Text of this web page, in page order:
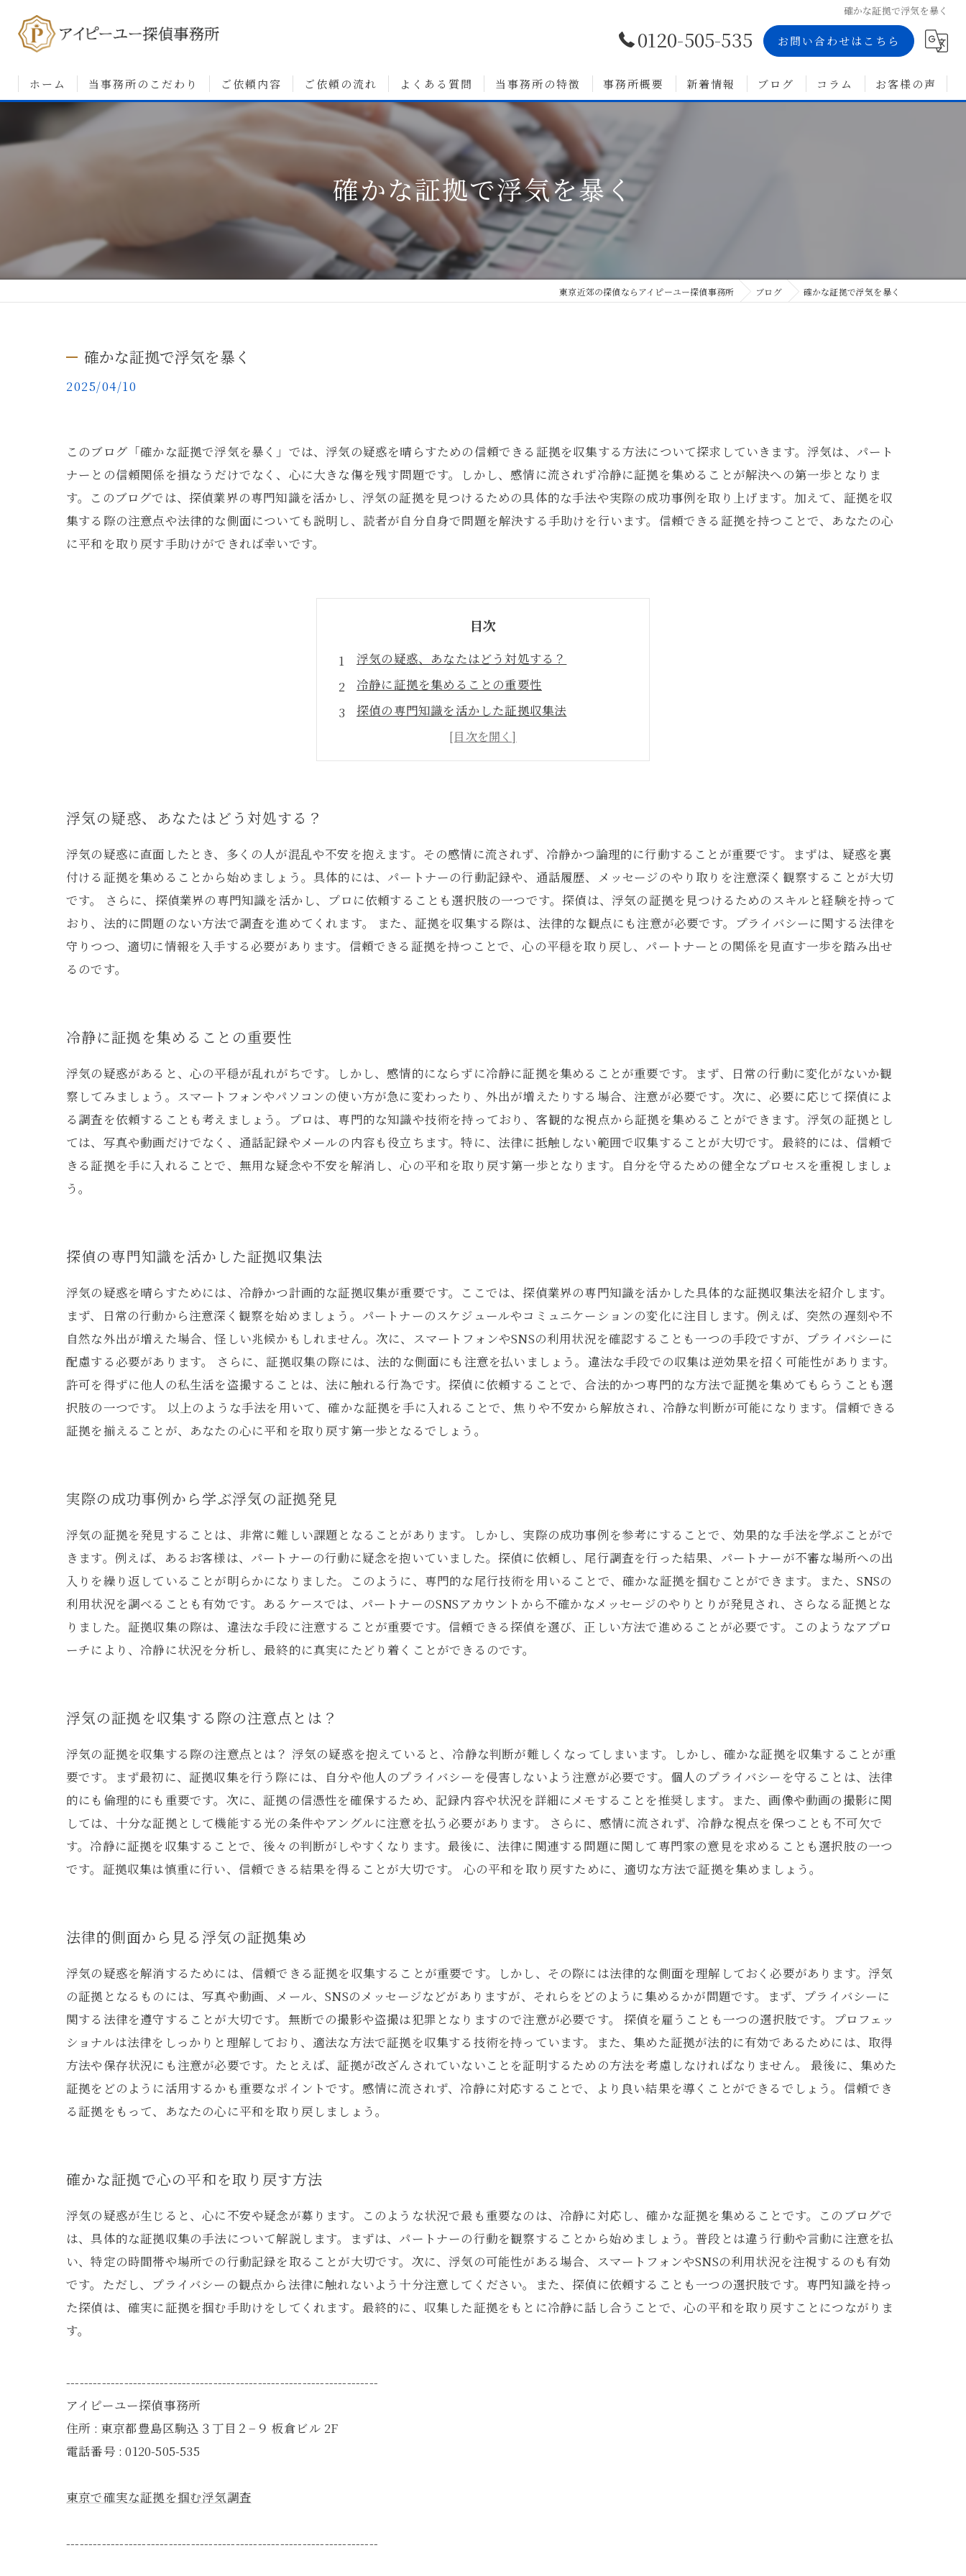
確かな証拠で浮気を暴く
0120-505-535 お問い合わせはこちら
ホーム 当事務所のこだわり ご依頼内容
浮気調査について
婚前調査について
素行・行動調査について
人探しについて
ご依頼の流れ よくある質問 当事務所の特徴
浮気調査
婚前調査
人探し
素行調査
無料相談
事務所概要 新着情報 ブログ コラム お客様の声
確かな証拠で浮気を暴く
東京近郊の探偵ならアイピーユー探偵事務所 ブログ 確かな証拠で浮気を暴く
確かな証拠で浮気を暴く
2025/04/10
このブログ「確かな証拠で浮気を暴く」では、浮気の疑惑を晴らすための信頼できる証拠を収集する方法について探求していきます。浮気は、パート
ナーとの信頼関係を損なうだけでなく、心に大きな傷を残す問題です。しかし、感情に流されず冷静に証拠を集めることが解決への第一歩となりま
す。このブログでは、探偵業界の専門知識を活かし、浮気の証拠を見つけるための具体的な手法や実際の成功事例を取り上げます。加えて、証拠を収
集する際の注意点や法律的な側面についても説明し、読者が自分自身で問題を解決する手助けを行います。信頼できる証拠を持つことで、あなたの心
に平和を取り戻す手助けができれば幸いです。
目次
浮気の疑惑、あなたはどう対処する？
冷静に証拠を集めることの重要性
探偵の専門知識を活かした証拠収集法
実際の成功事例から学ぶ浮気の証拠発見
浮気の証拠を収集する際の注意点とは？
浮気の疑惑、あなたはどう対処する？
浮気の疑惑に直面したとき、多くの人が混乱や不安を抱えます。その感情に流されず、冷静かつ論理的に行動することが重要です。まずは、疑惑を裏
付ける証拠を集めることから始めましょう。具体的には、パートナーの行動記録や、通話履歴、メッセージのやり取りを注意深く観察することが大切
です。 さらに、探偵業界の専門知識を活かし、プロに依頼することも選択肢の一つです。探偵は、浮気の証拠を見つけるためのスキルと経験を持って
おり、法的に問題のない方法で調査を進めてくれます。 また、証拠を収集する際は、法律的な観点にも注意が必要です。プライバシーに関する法律を
守りつつ、適切に情報を入手する必要があります。信頼できる証拠を持つことで、心の平穏を取り戻し、パートナーとの関係を見直す一歩を踏み出せ
るのです。
冷静に証拠を集めることの重要性
浮気の疑惑があると、心の平穏が乱れがちです。しかし、感情的にならずに冷静に証拠を集めることが重要です。まず、日常の行動に変化がないか観
察してみましょう。スマートフォンやパソコンの使い方が急に変わったり、外出が増えたりする場合、注意が必要です。次に、必要に応じて探偵によ
る調査を依頼することも考えましょう。プロは、専門的な知識や技術を持っており、客観的な視点から証拠を集めることができます。浮気の証拠とし
ては、写真や動画だけでなく、通話記録やメールの内容も役立ちます。特に、法律に抵触しない範囲で収集することが大切です。最終的には、信頼で
きる証拠を手に入れることで、無用な疑念や不安を解消し、心の平和を取り戻す第一歩となります。自分を守るための健全なプロセスを重視しましょ
う。
探偵の専門知識を活かした証拠収集法
浮気の疑惑を晴らすためには、冷静かつ計画的な証拠収集が重要です。ここでは、探偵業界の専門知識を活かした具体的な証拠収集法を紹介します。
まず、日常の行動から注意深く観察を始めましょう。パートナーのスケジュールやコミュニケーションの変化に注目します。例えば、突然の遅刻や不
自然な外出が増えた場合、怪しい兆候かもしれません。次に、スマートフォンやSNSの利用状況を確認することも一つの手段ですが、プライバシーに
配慮する必要があります。 さらに、証拠収集の際には、法的な側面にも注意を払いましょう。違法な手段での収集は逆効果を招く可能性があります。
許可を得ずに他人の私生活を盗撮することは、法に触れる行為です。探偵に依頼することで、合法的かつ専門的な方法で証拠を集めてもらうことも選
択肢の一つです。 以上のような手法を用いて、確かな証拠を手に入れることで、焦りや不安から解放され、冷静な判断が可能になります。信頼できる
証拠を揃えることが、あなたの心に平和を取り戻す第一歩となるでしょう。
実際の成功事例から学ぶ浮気の証拠発見
浮気の証拠を発見することは、非常に難しい課題となることがあります。しかし、実際の成功事例を参考にすることで、効果的な手法を学ぶことがで
きます。例えば、あるお客様は、パートナーの行動に疑念を抱いていました。探偵に依頼し、尾行調査を行った結果、パートナーが不審な場所への出
入りを繰り返していることが明らかになりました。このように、専門的な尾行技術を用いることで、確かな証拠を掴むことができます。また、SNSの
利用状況を調べることも有効です。あるケースでは、パートナーのSNSアカウントから不確かなメッセージのやりとりが発見され、さらなる証拠とな
りました。証拠収集の際は、違法な手段に注意することが重要です。信頼できる探偵を選び、正しい方法で進めることが必要です。このようなアプロ
ーチにより、冷静に状況を分析し、最終的に真実にたどり着くことができるのです。
浮気の証拠を収集する際の注意点とは？
浮気の証拠を収集する際の注意点とは？ 浮気の疑惑を抱えていると、冷静な判断が難しくなってしまいます。しかし、確かな証拠を収集することが重
要です。まず最初に、証拠収集を行う際には、自分や他人のプライバシーを侵害しないよう注意が必要です。個人のプライバシーを守ることは、法律
的にも倫理的にも重要です。次に、証拠の信憑性を確保するため、記録内容や状況を詳細にメモすることを推奨します。また、画像や動画の撮影に関
しては、十分な証拠として機能する光の条件やアングルに注意を払う必要があります。 さらに、感情に流されず、冷静な視点を保つことも不可欠で
す。冷静に証拠を収集することで、後々の判断がしやすくなります。最後に、法律に関連する問題に関して専門家の意見を求めることも選択肢の一つ
です。証拠収集は慎重に行い、信頼できる結果を得ることが大切です。 心の平和を取り戻すために、適切な方法で証拠を集めましょう。
法律的側面から見る浮気の証拠集め
浮気の疑惑を解消するためには、信頼できる証拠を収集することが重要です。しかし、その際には法律的な側面を理解しておく必要があります。浮気
の証拠となるものには、写真や動画、メール、SNSのメッセージなどがありますが、それらをどのように集めるかが問題です。まず、プライバシーに
関する法律を遵守することが大切です。無断での撮影や盗撮は犯罪となりますので注意が必要です。 探偵を雇うことも一つの選択肢です。プロフェッ
ショナルは法律をしっかりと理解しており、適法な方法で証拠を収集する技術を持っています。また、集めた証拠が法的に有効であるためには、取得
方法や保存状況にも注意が必要です。たとえば、証拠が改ざんされていないことを証明するための方法を考慮しなければなりません。 最後に、集めた
証拠をどのように活用するかも重要なポイントです。感情に流されず、冷静に対応することで、より良い結果を導くことができるでしょう。信頼でき
る証拠をもって、あなたの心に平和を取り戻しましょう。
確かな証拠で心の平和を取り戻す方法
浮気の疑惑が生じると、心に不安や疑念が募ります。このような状況で最も重要なのは、冷静に対応し、確かな証拠を集めることです。このブログで
は、具体的な証拠収集の手法について解説します。まずは、パートナーの行動を観察することから始めましょう。普段とは違う行動や言動に注意を払
い、特定の時間帯や場所での行動記録を取ることが大切です。次に、浮気の可能性がある場合、スマートフォンやSNSの利用状況を注視するのも有効
です。ただし、プライバシーの観点から法律に触れないよう十分注意してください。また、探偵に依頼することも一つの選択肢です。専門知識を持っ
た探偵は、確実に証拠を掴む手助けをしてくれます。最終的に、収集した証拠をもとに冷静に話し合うことで、心の平和を取り戻すことにつながりま
す。
----------------------------------------------------------------------
アイピーユー探偵事務所
住所 : 東京都豊島区駒込３丁目２−９ 板倉ビル 2F
電話番号 : 0120-505-535
東京で確実な証拠を掴む浮気調査
----------------------------------------------------------------------